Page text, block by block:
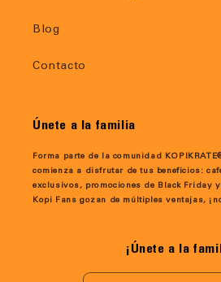
Blog
Contacto
Únete a la familia
Forma parte de la comunidad
comienza a disfrutar de tus beneficios:
exclusivos, promociones de Black Friday
Kopi Fans gozan de múltiples ventajas,
¡Únete a la